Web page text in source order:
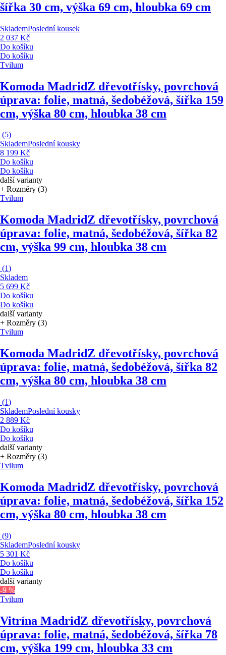
šířka 30 cm, výška 69 cm, hloubka 69 cm
SklademPoslední kousek
2 037 Kč
Do košíku
Do košíku
Tvilum
Komoda MadridZ dřevotřísky, povrchová
úprava: folie, matná, šedobéžová, šířka 159
cm, výška 80 cm, hloubka 38 cm
(5)
SklademPoslední kousky
8 199 Kč
Do košíku
Do košíku
další varianty
+ Rozměry (3)
Tvilum
Komoda MadridZ dřevotřísky, povrchová
úprava: folie, matná, šedobéžová, šířka 82
cm, výška 99 cm, hloubka 38 cm
(1)
Skladem
5 699 Kč
Do košíku
Do košíku
další varianty
+ Rozměry (3)
Tvilum
Komoda MadridZ dřevotřísky, povrchová
úprava: folie, matná, šedobéžová, šířka 82
cm, výška 80 cm, hloubka 38 cm
(1)
SklademPoslední kousky
2 889 Kč
Do košíku
Do košíku
další varianty
+ Rozměry (3)
Tvilum
Komoda MadridZ dřevotřísky, povrchová
úprava: folie, matná, šedobéžová, šířka 152
cm, výška 80 cm, hloubka 38 cm
(9)
SklademPoslední kousky
5 301 Kč
Do košíku
Do košíku
další varianty
-9 %
Tvilum
Vitrína MadridZ dřevotřísky, povrchová
úprava: folie, matná, šedobéžová, šířka 78
cm, výška 199 cm, hloubka 33 cm